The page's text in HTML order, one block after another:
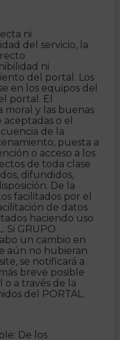
ni
del servicio, la
ni
del portal. Los
en los equipos del
portal. El
moral y las buenas
o el
de la
puesta a
o acceso a los
de toda clase
difundidos,
De la
facilitados por el
de datos
haciendo uso
Si GRUPO
un cambio en
aún no hubieran
se notificará a
breve posible
a través de la
del PORTAL.
De los